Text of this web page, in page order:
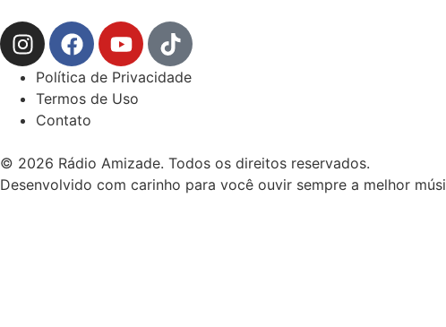
Política de Privacidade
Termos de Uso
Contato
© 2026 Rádio Amizade. Todos os direitos reservados.
Desenvolvido com carinho para você ouvir sempre a melhor